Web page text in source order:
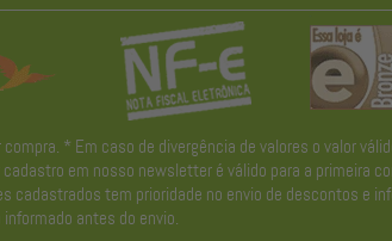
* Em caso de divergência de valores o valor
em nosso newsletter é válido para a primeira
tem prioridade no envio de descontos e
antes do envio.